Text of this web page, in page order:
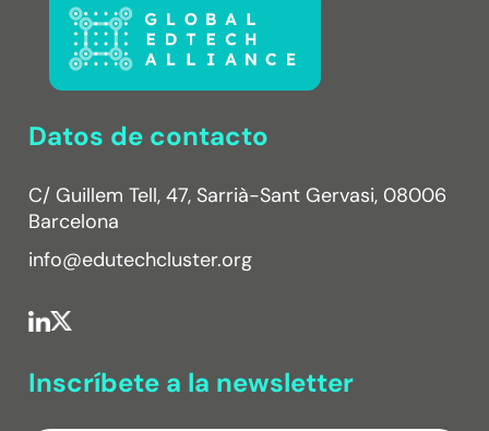
Datos de contacto
C/ Guillem Tell, 47, Sarrià-Sant Gervasi, 08006
Barcelona
info@edutechcluster.org
Inscríbete a la newsletter